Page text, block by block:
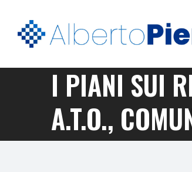
I PIANI SUI
A.T.O.,